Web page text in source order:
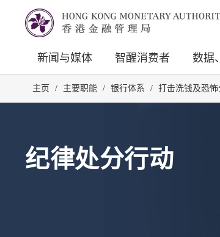
新闻与媒体 智醒消费者 数据
主页 / 主要职能 / 银行体系 / 打击洗钱及恐
纪律处分行动